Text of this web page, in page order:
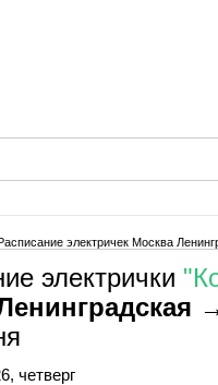
электричек Москва
электрички
четверг